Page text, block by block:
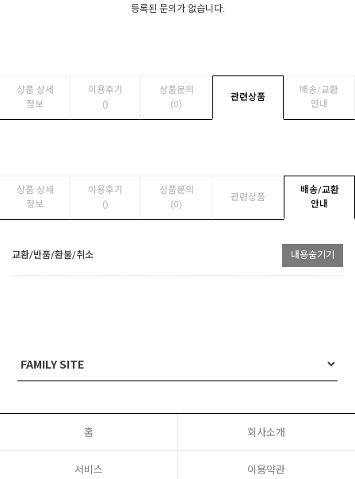
등록된 문의가 없습니다.
상품 상세
정보
이용후기
()
상품문의
(0)
관련상품
배송/교환
안내
상품 상세
정보
이용후기
()
상품문의
(0)
관련상품
배송/교환
안내
교환/반품/환불/취소 내용숨기기
홈 회사소개
서비스 이용약관